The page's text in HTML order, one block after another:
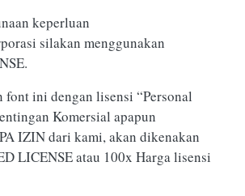
keperluan
silakan menggunakan
font ini dengan lisensi “Personal
Komersial apapun
IZIN dari kami, akan dikenakan
LICENSE atau 100x Harga lisensi